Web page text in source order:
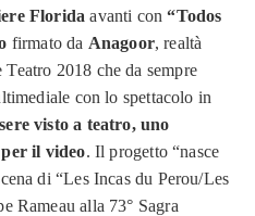
Florida avanti con“Todos
firmato da Anagoor, realtà
2018 che da sempre
con lo spettacolo in
visto a teatro, uno
il video. Il progetto “nasce
di “Les Incas du Perou/Les
Rameau alla 73° Sagra